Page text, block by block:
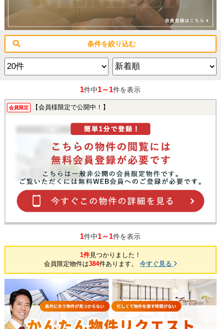
条件を絞り込む
1件中1～1件を表示
会員限定 【会員様限定で公開中！】
1件中1～1件を表示
1件見つかりました！
会員限定物件は384件あります。 今すぐ見る